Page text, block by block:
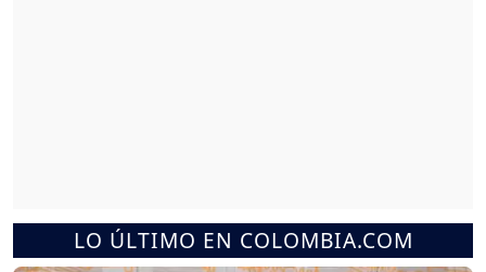
LO ÚLTIMO EN COLOMBIA.COM